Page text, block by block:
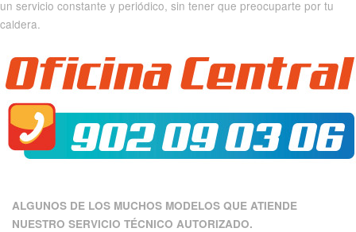
un servicio constante y periódico, sin tener que preocuparte por tu
caldera.
ALGUNOS DE LOS MUCHOS MODELOS QUE ATIENDE
NUESTRO SERVICIO TÉCNICO AUTORIZADO.